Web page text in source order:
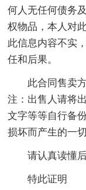
何人无任何债务
权物品，本人对
此信息内容不实
任和后果。
此合同售卖
注：出售人请将
文字等等自行备
损坏而产生的一切
请认真读懂
特此证明